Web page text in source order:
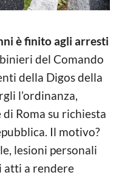
è finito agli arresti
del Comando
della Digos della
l’ordinanza,
Roma su richiesta
Il motivo?
lesioni personali
atti a rendere